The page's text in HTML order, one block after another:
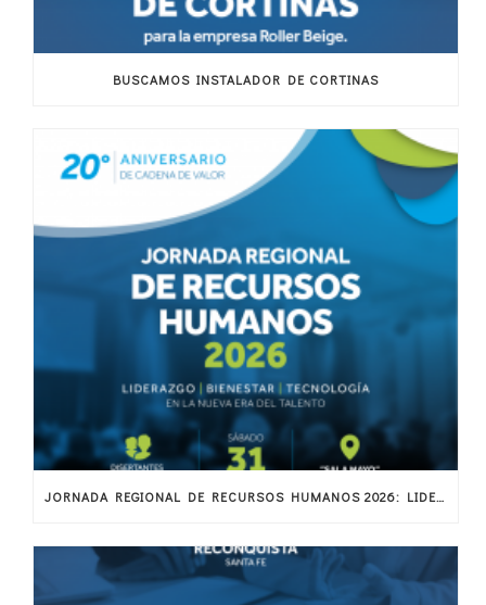
BUSCAMOS INSTALADOR DE CORTINAS
JORNADA REGIONAL DE RECURSOS HUMANOS 2026: LIDERAZGO, BIENESTAR Y TECNOLOGÍA EN LA NUEVA ERA DEL TALENTO